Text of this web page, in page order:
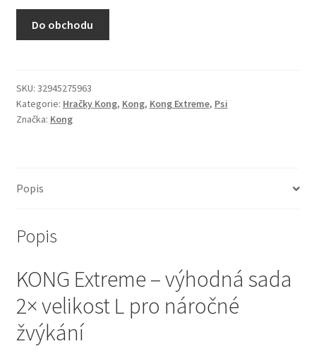
N&D Farmina pro kočky — Italské holistic krmivo
Pamlsky pro kočky
Purizon pro kočky
Veterinární dieta pro kočky
Vše pro psy — Krmivo, doplňky, vybavení
Boudy a výběhy
Bozita pro psy — Švédské krmivo s nordickou kvalitou
Do obchodu
SKU: 32945275963
Kategorie: Hračky Kong, Kong, Kong Extreme, Psi
Značka: Kong
Popis
Popis
KONG Extreme – výhodná sada
2× velikost L pro náročné
žvýkání